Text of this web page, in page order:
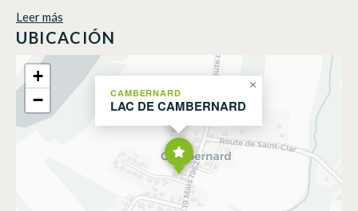
Leer más
UBICACIÓN
CAMBERNARD
LAC DE CAMBERNARD
×
+
−